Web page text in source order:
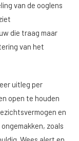
van de ooglens
die traag maar
van het
uitleg per
open te houden
en
zoals